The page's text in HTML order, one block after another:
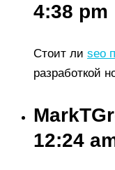
4:38 pm
Стоит ли seo
разработкой
12:24